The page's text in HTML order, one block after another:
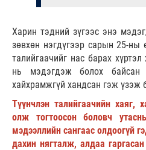
Харин тэдний зүгээс энэ
зөвхөн нэгдүгээр сарын 25-ны
талийгаачийг нас барах
нь мэдэгдэж болох
хайхрамжгүй хандсан гэж үзэж
Түүнчлэн талийгаачийн хаяг,
олж тогтоосон боловч
мэдээллийн сангаас олдоогүй
дахин нягталж, алдаа